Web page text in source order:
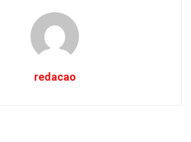
redacao